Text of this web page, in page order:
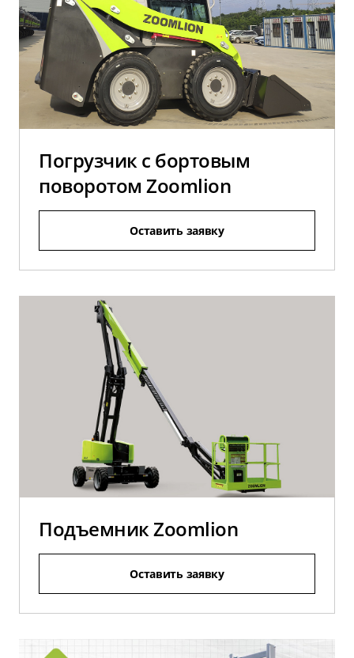
Погрузчик с бортовым
поворотом Zoomlion
Оставить заявку
Подъемник Zoomlion
Оставить заявку